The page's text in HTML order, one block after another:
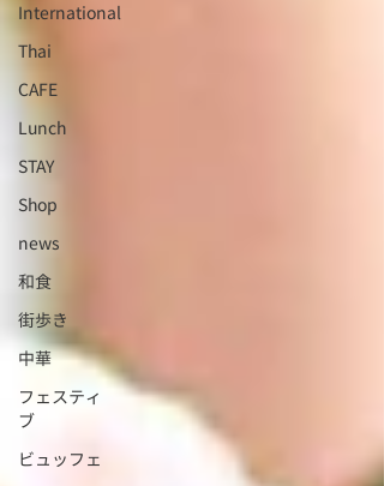
International
Thai
CAFE
Lunch
STAY
Shop
news
和食
街歩き
中華
フェスティ
ブ
ビュッフェ